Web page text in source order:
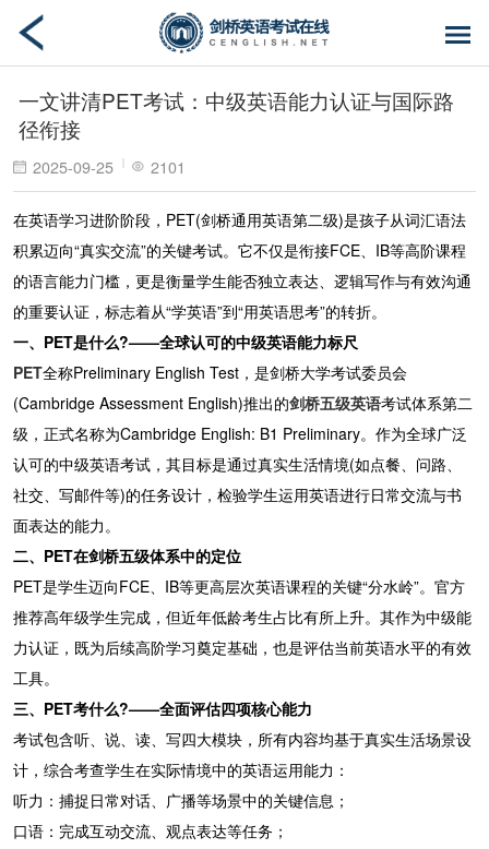
一文讲清PET考试：中级英语能力认证与国际路
径衔接
2025-09-25 2101
在英语学习进阶阶段，PET(剑桥通用英语第二级)是孩子从词汇语法
积累迈向“真实交流”的关键考试。它不仅是衔接FCE、IB等高阶课程
的语言能力门槛，更是衡量学生能否独立表达、逻辑写作与有效沟通
的重要认证，标志着从“学英语”到“用英语思考”的转折。
一、PET是什么?——全球认可的中级英语能力标尺
PET全称Preliminary English Test，是剑桥大学考试委员会
(Cambridge Assessment English)推出的剑桥五级英语考试体系第二
级，正式名称为Cambridge English: B1 Preliminary。作为全球广泛
认可的中级英语考试，其目标是通过真实生活情境(如点餐、问路、
社交、写邮件等)的任务设计，检验学生运用英语进行日常交流与书
面表达的能力。
二、PET在剑桥五级体系中的定位
PET是学生迈向FCE、IB等更高层次英语课程的关键“分水岭”。官方
推荐高年级学生完成，但近年低龄考生占比有所上升。其作为中级能
力认证，既为后续高阶学习奠定基础，也是评估当前英语水平的有效
工具。
三、PET考什么?——全面评估四项核心能力
考试包含听、说、读、写四大模块，所有内容均基于真实生活场景设
计，综合考查学生在实际情境中的英语运用能力：
听力：捕捉日常对话、广播等场景中的关键信息；
口语：完成互动交流、观点表达等任务；